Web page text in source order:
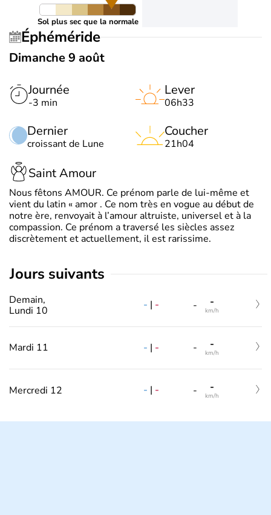
Sol plus sec que la normale
Éphéméride
Dimanche 9 août
Journée
-3 min
Dernier
croissant de Lune
Lever
06h33
Coucher
21h04
Saint Amour
Nous fêtons AMOUR. Ce prénom parle de lui-même et
vient du latin « amor . Ce nom très en vogue au début de
notre ère, renvoyait à l’amour altruiste, universel et à la
compassion. Ce prénom a traversé les siècles assez
discrètement et actuellement, il est rarissime.
jours suivants
Demain,
Lundi 10
- | - - -
km/h
Mardi 11 - | - - -
km/h
Mercredi 12 - | - - -
km/h